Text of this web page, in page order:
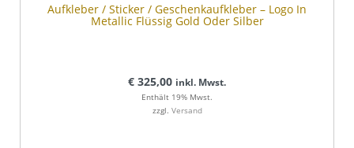
Aufkleber / Sticker / Geschenkaufkleber – Logo In
Metallic Flüssig Gold Oder Silber
€ 325,00 inkl. Mwst.
Enthält 19% Mwst.
zzgl. Versand